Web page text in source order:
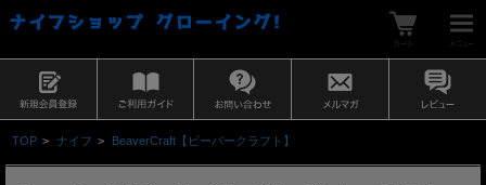
TOP > ナイフ > BeaverCraft【ビーバークラフト】